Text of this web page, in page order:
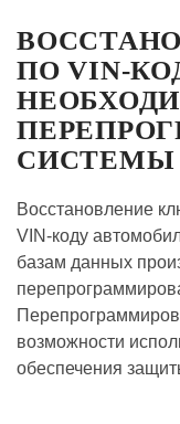
ПО VIN-
СИСТЕМЫ
Восстановление
VIN-коду
базам данных
возможности
обеспечения